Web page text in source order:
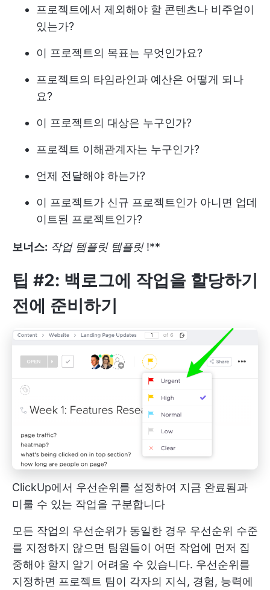
프로젝트에서 제외해야 할 콘텐츠나 비주얼이
있는가?
이 프로젝트의 목표는 무엇인가요?
프로젝트의 타임라인과 예산은 어떻게 되나
요?
이 프로젝트의 대상은 누구인가?
프로젝트 이해관계자는 누구인가?
언제 전달해야 하는가?
이 프로젝트가 신규 프로젝트인가 아니면 업데
이트된 프로젝트인가?
보너스: 작업 템플릿 템플릿!**
팁 #2: 백로그에 작업을 할당하기
전에 준비하기
ClickUp에서 우선순위를 설정하여 지금 완료됨과
미룰 수 있는 작업을 구분합니다
모든 작업의 우선순위가 동일한 경우 우선순위 수준
를 지정하지 않으면 팀원들이 어떤 작업에 먼저 집
중해야 할지 알기 어려울 수 있습니다. 우선순위를
지정하면 프로젝트 팀이 각자의 지식, 경험, 능력에